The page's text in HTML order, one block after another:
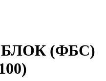
БЛОК (ФБС)